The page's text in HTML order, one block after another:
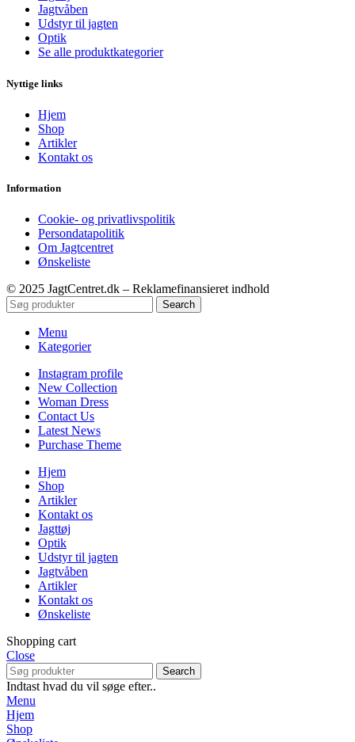
Jagtvåben
Udstyr til jagten
Optik
Se alle produktkategorier
Nyttige links
Hjem
Shop
Artikler
Kontakt os
Information
Cookie- og privatlivspolitik
Persondatapolitik
Om Jagtcentret
Ønskeliste
© 2025 JagtCentret.dk – Reklamefinansieret indhold
Search
Menu
Kategorier
Instagram profile
New Collection
Woman Dress
Contact Us
Latest News
Purchase Theme
Hjem
Shop
Artikler
Kontakt os
Jagttøj
Optik
Udstyr til jagten
Jagtvåben
Artikler
Kontakt os
Ønskeliste
Shopping cart
Close
Search
Indtast hvad du vil søge efter..
Menu
Hjem
Shop